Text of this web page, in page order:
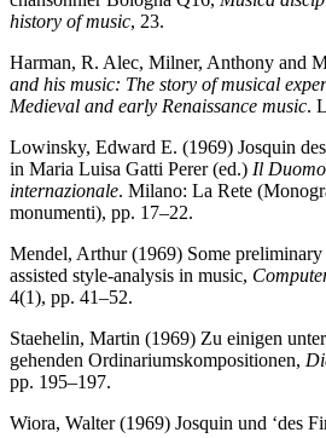
history of music, 23.
Harman, R. Alec, Milner, Anthony and
and his music: The story of musical
Medieval and early Renaissance music.
Lowinsky, Edward E. (1969) Josquin
in Maria Luisa Gatti Perer (ed.) Il
internazionale. Milano: La Rete
monumenti), pp. 17–22.
Mendel, Arthur (1969) Some preliminary
assisted style-analysis in music,
4(1), pp. 41–52.
Staehelin, Martin (1969) Zu einigen
gehenden Ordinariumskompositionen,
pp. 195–197.
Wiora, Walter (1969) Josquin und ‘des